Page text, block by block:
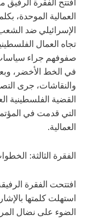
العمالية الموحدة،
الإسرائيلي ضد
تجاه العمال
صفوفهم جراء
في الخط الأخضر،
والنقاشات، جرى
القضية الفلسطينية
التي قدمت في
العمالية.
الفقرة الثالثة:
افتتحت الفقرة
استهلت كلمتها
الضوء على نضال